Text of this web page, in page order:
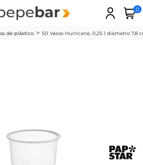
0
de plástico 50 Vasos Hurricane, 0,25 l diámetro 7,8